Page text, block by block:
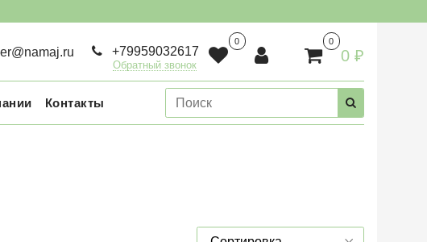
+79959032617
Обратный звонок
0 0
0 ₽
Контакты